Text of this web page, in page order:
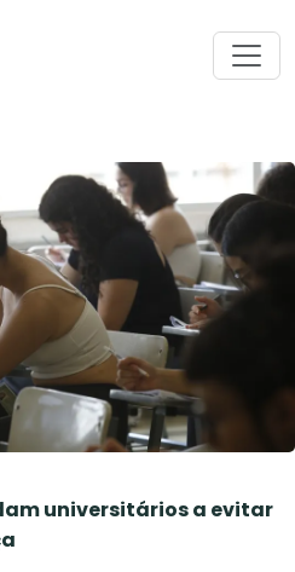
universitários a evitar